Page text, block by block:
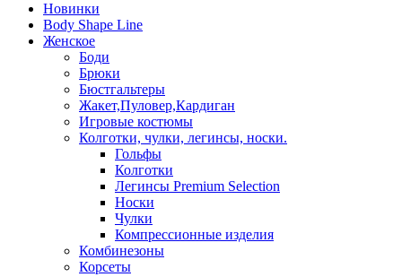
Новинки
Body Shape Line
Женское
Боди
Брюки
Бюстгальтеры
Жакет,Пуловер,Кардиган
Игровые костюмы
Колготки, чулки, легинсы, носки.
Гольфы
Колготки
Легинсы Premium Selection
Носки
Чулки
Компрессионные изделия
Комбинезоны
Корсеты